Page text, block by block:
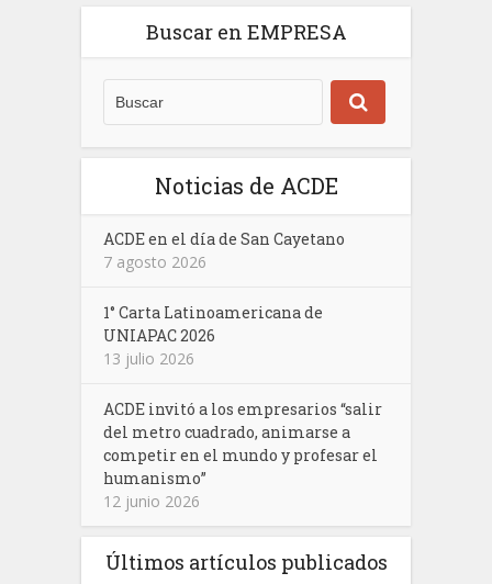
Buscar en EMPRESA
Noticias de ACDE
ACDE en el día de San Cayetano
7 agosto 2026
1° Carta Latinoamericana de
UNIAPAC 2026
13 julio 2026
ACDE invitó a los empresarios “salir
del metro cuadrado, animarse a
competir en el mundo y profesar el
humanismo”
12 junio 2026
Últimos artículos publicados